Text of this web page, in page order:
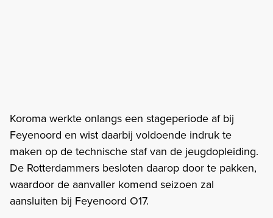
Koroma werkte onlangs een stageperiode af bij
Feyenoord en wist daarbij voldoende indruk te
maken op de technische staf van de jeugdopleiding.
De Rotterdammers besloten daarop door te pakken,
waardoor de aanvaller komend seizoen zal
aansluiten bij Feyenoord O17.